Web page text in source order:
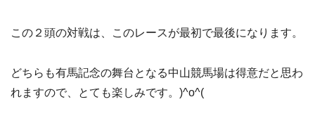
この２頭の対戦は、このレースが最初で最後になります。
どちらも有馬記念の舞台となる中山競馬場は得意だと思わ
れますので、とても楽しみです。)^o^(